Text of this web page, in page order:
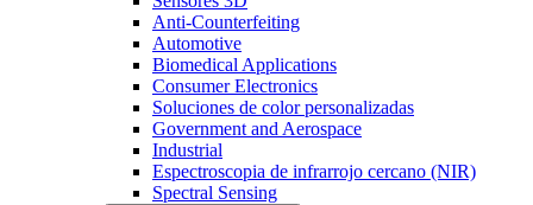
Anti-Counterfeiting
Automotive
Biomedical Applications
Consumer Electronics
Soluciones de color personalizadas
Government and Aerospace
Industrial
Espectroscopia de infrarrojo cercano (NIR)
Spectral Sensing